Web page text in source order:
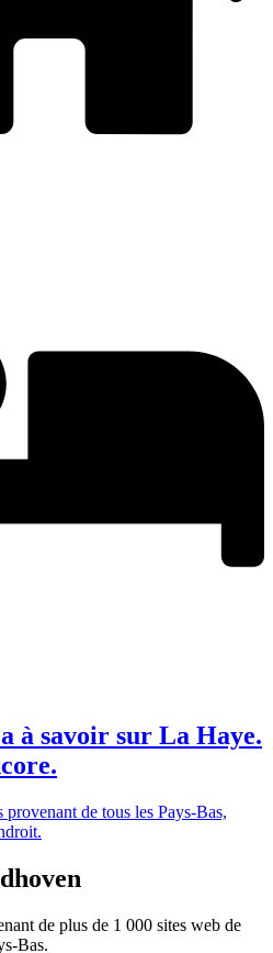
à savoir sur La Haye.
provenant de tous les Pays-Bas,
de plus de 1 000 sites web de
Bas.